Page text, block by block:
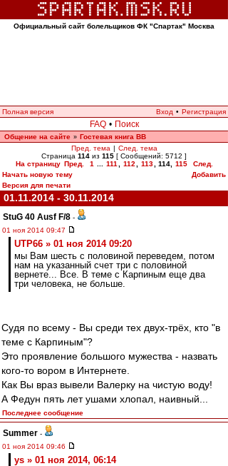
Официальный сайт болельщиков ФК "Спартак" Москва
Полная версия Вход • Регистрация
FAQ • Поиск
Общение на сайте » Гостевая книга ВВ
Пред. тема | След. тема
Страница 114 из 115 [ Сообщений: 5712 ]
На страницу Пред. 1 111 112 113 114, 115
След.
Начать новую тему
Добавить
Версия для печати
01.11.2014 - 30.11.2014
StuG 40 Ausf F/8 -
01 ноя 2014 09:47
UTP66 » 01 ноя 2014 09:20
мы Вам шесть с половиной переведем, потом
нам на указанный счет три с половиной
вернете... Все. В теме с Карпиным еще два
три человека, не больше.
Судя по всему - Вы среди тех двух-трёх, кто "в
теме с Карпиным"?
Это проявление большого мужества - назвать
кого-то вором в Интернете.
Как Вы враз вывели Валерку на чистую воду!
А Федун пять лет ушами хлопал, наивный...
Последнее сообщение
Summer -
01 ноя 2014 09:46
ys » 01 ноя 2014, 06:14